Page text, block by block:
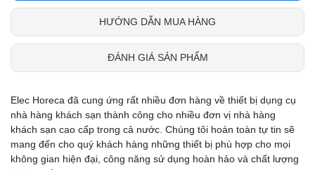
HƯỚNG DẪN MUA HÀNG
ĐÁNH GIÁ SẢN PHẨM
Elec Horeca đã cung ứng rất nhiều đơn hàng về thiết bị dụng cụ
nhà hàng khách sạn thành công cho nhiều đơn vị nhà hàng
khách sạn cao cấp trong cả nước. Chúng tôi hoàn toàn tự tin sẽ
mang đến cho quý khách hàng những thiết bị phù hợp cho mọi
không gian hiện đại, công năng sử dụng hoàn hảo và chất lượng